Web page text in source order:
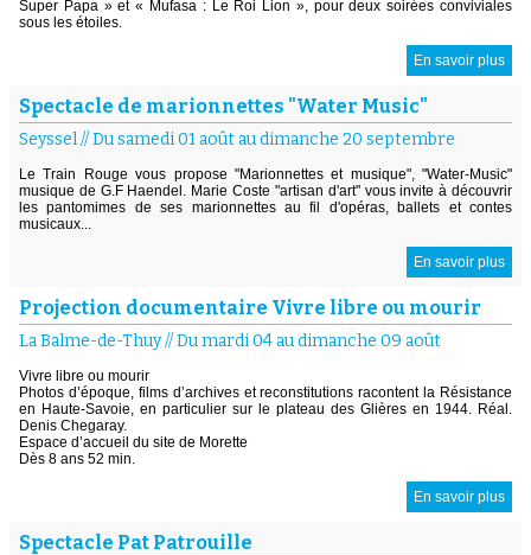
Super Papa » et « Mufasa : Le Roi Lion », pour deux soirées conviviales
sous les étoiles.
En savoir plus
Spectacle de marionnettes "Water Music"
Seyssel//Du samedi 01 août au dimanche 20 septembre
Le Train Rouge vous propose "Marionnettes et musique", "Water-Music"
musique de G.F Haendel. Marie Coste "artisan d'art" vous invite à découvrir
les pantomimes de ses marionnettes au fil d'opéras, ballets et contes
musicaux...
En savoir plus
Projection documentaire Vivre libre ou mourir
La Balme-de-Thuy//Du mardi 04 au dimanche 09 août
Vivre libre ou mourir
Photos d’époque, films d’archives et reconstitutions racontent la Résistance
en Haute-Savoie, en particulier sur le plateau des Glières en 1944. Réal.
Denis Chegaray.
Espace d’accueil du site de Morette
Dès 8 ans 52 min.
En savoir plus
Spectacle Pat Patrouille